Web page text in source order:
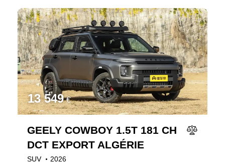
13 549 €
GEELY COWBOY 1.5T 181 CH
DCT EXPORT ALGÉRIE
SUV 2026